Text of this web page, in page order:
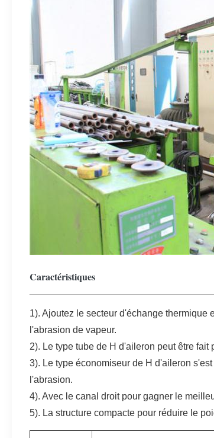
Caractéristiques
1). Ajoutez le secteur d'échange thermique
l'abrasion de vapeur.
2). Le type tube de H d'aileron peut être
3). Le type économiseur de H d'aileron
l'abrasion.
4). Avec le canal droit pour gagner le
5). La structure compacte pour réduire le